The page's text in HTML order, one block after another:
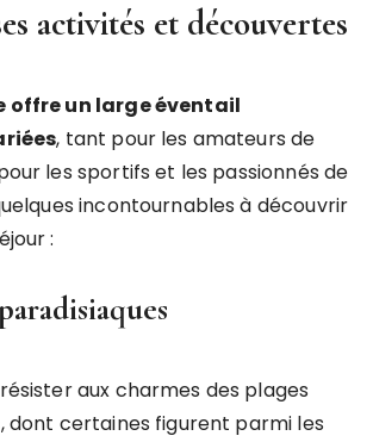
activités et découvertes
offre un large éventail
, tant pour les amateurs de
les sportifs et les passionnés de
incontournables à découvrir
:
aux charmes des plages
dont certaines figurent parmi les